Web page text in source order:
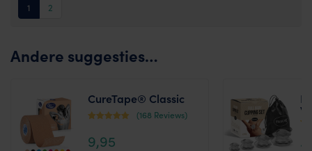
1 2
Andere suggesties…
CureTape® Classic
4.44
uit 5
(168 Reviews)
9,95